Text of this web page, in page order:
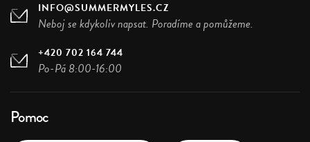
INFO@SUMMERMYLES.CZ
Neboj se kdykoliv napsat. Poradíme a pomůžeme.
+420 702 164 744
Po-Pá 8:00-16:00
Pomoc